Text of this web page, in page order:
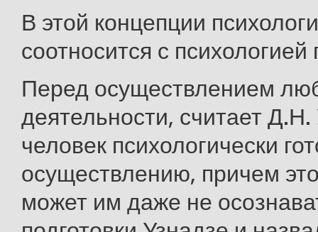
В этой концепции
соотносится с
Перед осуществлением
деятельности, считает Д.Н.
человек психологически
осуществлению, причем
может им даже не